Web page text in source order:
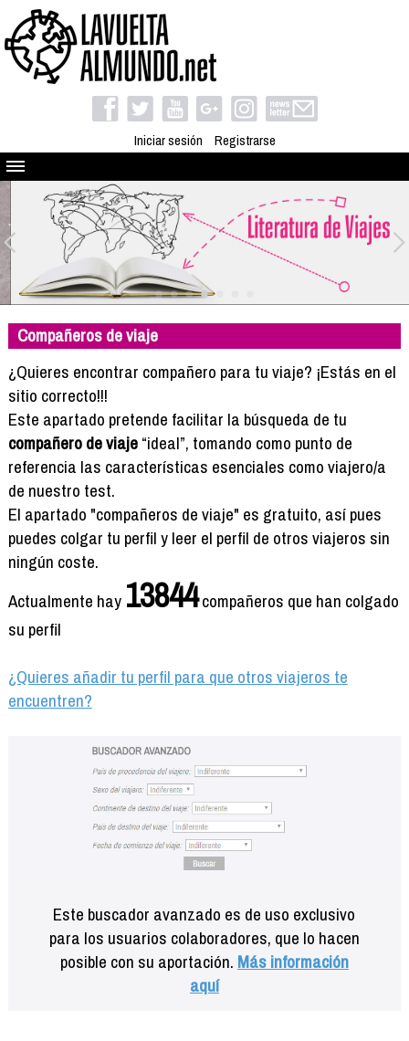
Iniciar sesión Registrarse
Quienes somos
El proyecto
Blog
Viaja con nosotros
Camino solidario
Libros
Compañeros de viaje
Formación
Info viajeros
Contactar
Compañeros de viaje
¿Quieres encontrar compañero para tu viaje? ¡Estás en el
sitio correcto!!!
Este apartado pretende facilitar la búsqueda de tu
compañero de viaje“ideal”, tomando como punto de
referencia las características esenciales como viajero/a
de nuestro test.
El apartado "compañeros de viaje" es gratuito, así pues
puedes colgar tu perfil y leer el perfil de otros viajeros sin
ningún coste.
Actualmente hay 13844compañeros que han colgado
su perfil
¿Quieres añadir tu perfil para que otros viajeros te
encuentren?
Este buscador avanzado es de uso exclusivo
para los usuarios colaboradores, que lo hacen
posible con su aportación. Más información
aquí